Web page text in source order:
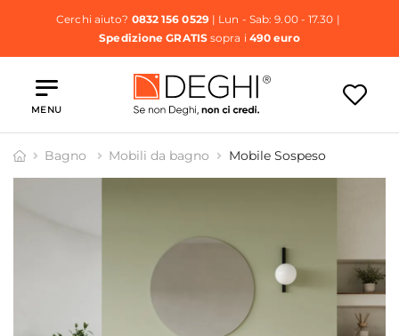
Cerchi aiuto? 0832 156 0529| Lun - Sab: 9.00 - 17.30 |
Spedizione GRATISsopra i 490 euro
MENU
Bagno Mobili da bagno Mobile Sospeso